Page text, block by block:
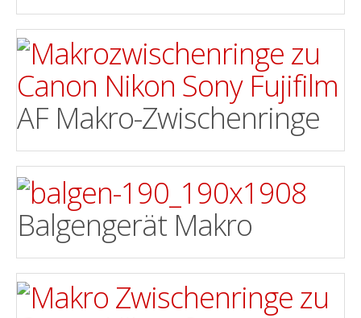
AF Makro-Zwischenringe
Balgengerät Makro